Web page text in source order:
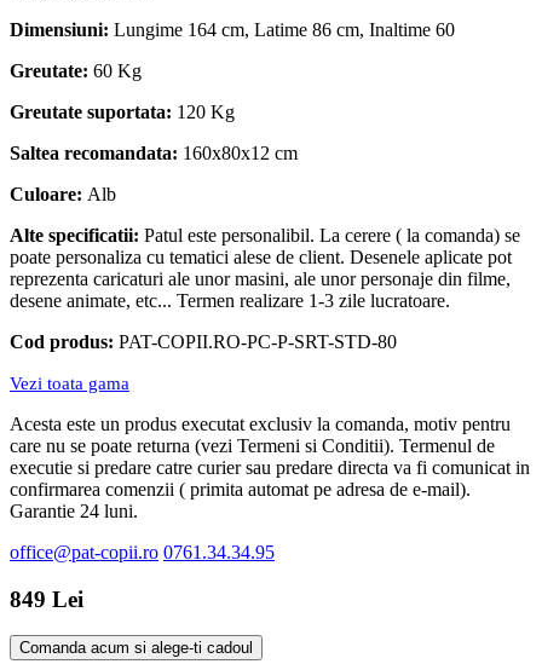
Dimensiuni: Lungime 164 cm, Latime 86 cm, Inaltime 60
Greutate: 60 Kg
Greutate suportata: 120 Kg
Saltea recomandata: 160x80x12 cm
Culoare: Alb
Alte specificatii: Patul este personalibil. La cerere ( la comanda) se
poate personaliza cu tematici alese de client. Desenele aplicate pot
reprezenta caricaturi ale unor masini, ale unor personaje din filme,
desene animate, etc... Termen realizare 1-3 zile lucratoare.
Cod produs: PAT-COPII.RO-PC-P-SRT-STD-80
Vezi toata gama
Acesta este un produs executat exclusiv la comanda, motiv pentru
care nu se poate returna (vezi Termeni si Conditii). Termenul de
executie si predare catre curier sau predare directa va fi comunicat in
confirmarea comenzii ( primita automat pe adresa de e-mail).
Garantie 24 luni.
office@pat-copii.ro 0761.34.34.95
849 Lei
Comanda acum si alege-ti cadoul